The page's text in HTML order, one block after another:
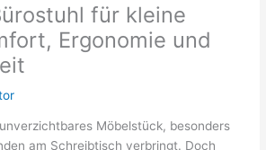
für kleine
Ergonomie und
Möbelstück, besonders
am Schreibtisch verbringt. Doch